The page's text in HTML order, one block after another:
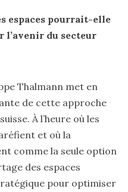
espaces pourrait-elle
l’avenir du secteur
Thalmann met en
de cette approche
À l’heure où les
et où la
comme la seule option
des espaces
pour optimiser